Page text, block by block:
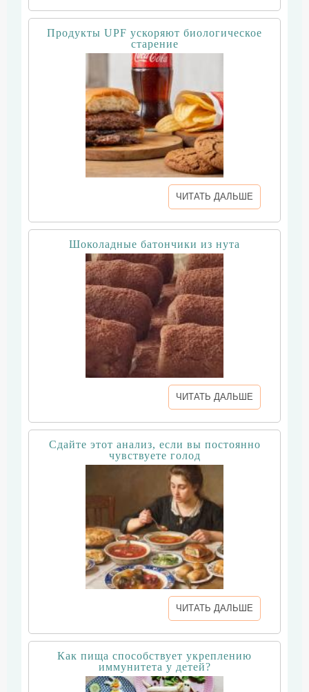
Продукты UPF ускоряют биологическое
старение
ЧИТАТЬ ДАЛЬШЕ
Шоколадные батончики из нута
ЧИТАТЬ ДАЛЬШЕ
Сдайте этот анализ, если вы постоянно
чувствуете голод
ЧИТАТЬ ДАЛЬШЕ
Как пища способствует укреплению
иммунитета у детей?